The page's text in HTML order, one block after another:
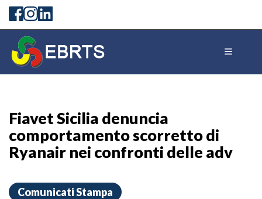
Fiavet Sicilia denuncia
comportamento scorretto di
Ryanair nei confronti delle adv
Comunicati Stampa